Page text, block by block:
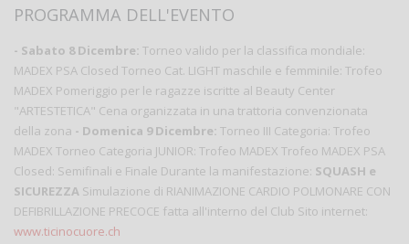
PROGRAMMA DELL'EVENTO
- Sabato 8 Dicembre: Torneo valido per la classifica mondiale:
MADEX PSA Closed Torneo Cat. LIGHT maschile e femminile: Trofeo
MADEX Pomeriggio per le ragazze iscritte al Beauty Center
"ARTESTETICA" Cena organizzata in una trattoria convenzionata
della zona - Domenica 9 Dicembre: Torneo III Categoria: Trofeo
MADEX Torneo Categoria JUNIOR: Trofeo MADEX Trofeo MADEX PSA
Closed: Semifinali e Finale Durante la manifestazione: SQUASH e
SICUREZZA Simulazione di RIANIMAZIONE CARDIO POLMONARE CON
DEFIBRILLAZIONE PRECOCE fatta all'interno del Club Sito internet:
www.ticinocuore.ch